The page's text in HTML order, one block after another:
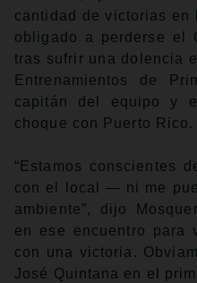
cantidad de victorias en
obligado a perderse el
tras sufrir una dolencia
Entrenamientos de
capitán del equipo y
choque con Puerto Rico.
“Estamos conscientes
con el local — ni me
ambiente”, dijo
en ese encuentro para
con una victoria.
José Quintana en el